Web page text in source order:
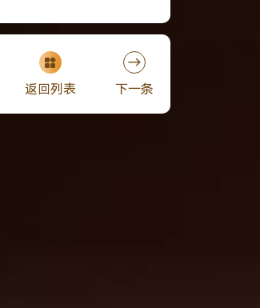
返回列表 下一条